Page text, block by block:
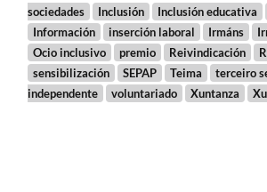
sociedades
Inclusión Inclusión educativa
Información
inserción laboral Irmáns
Ocio inclusivo
premio Reivindicación
sensibilización
SEPAP Teima terceiro
independente
voluntariado Xuntanza